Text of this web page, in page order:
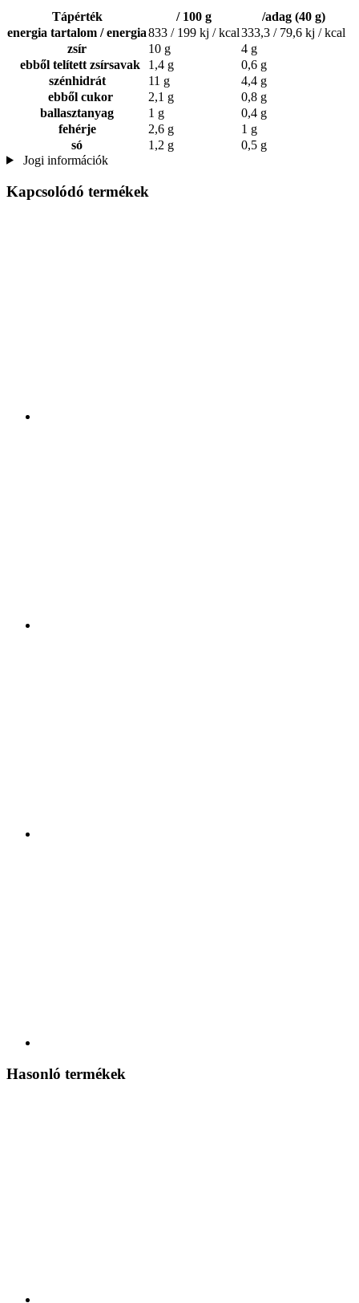
Tápérték / 100 g
/adag (40 g)
energia tartalom / energia833 / 199 kj / kcal333,3 / 79,6 kj / kcal
zsír
10 g
4 g
ebből telített zsírsavak
1,4 g
0,6 g
szénhidrát
11 g
4,4 g
ebből cukor
2,1 g
0,8 g
ballasztanyag
1 g
0,4 g
fehérje
2,6 g
1 g
só
1,2 g
0,5 g
Jogi információk
Kapcsolódó termékek
Hasonló termékek